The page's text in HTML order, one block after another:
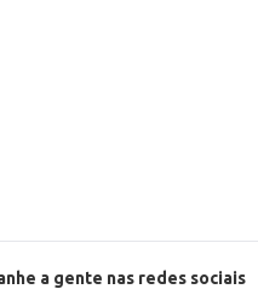
a gente nas redes sociais